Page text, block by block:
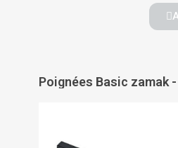
Poignées Basic zamak -